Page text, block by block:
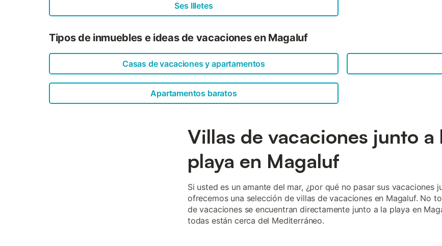
Ses Illetes
Tipos de inmuebles e ideas de vacaciones en Magaluf
Casas de vacaciones y apartamentos
Apartamentos baratos
Villas de vacaciones junto a
playa en Magaluf
Si usted es un amante del mar, ¿por qué no pasar sus vacaciones
ofrecemos una selección de villas de vacaciones en Magaluf. No
de vacaciones se encuentran directamente junto a la playa en
todas están cerca del Mediterráneo.